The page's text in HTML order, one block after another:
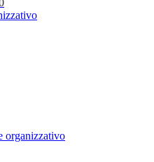
organizzativo